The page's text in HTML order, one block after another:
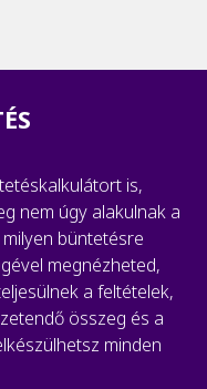
is,
nem úgy alakulnak a
büntetésre
megnézheted,
a feltételek,
összeg és a
minden